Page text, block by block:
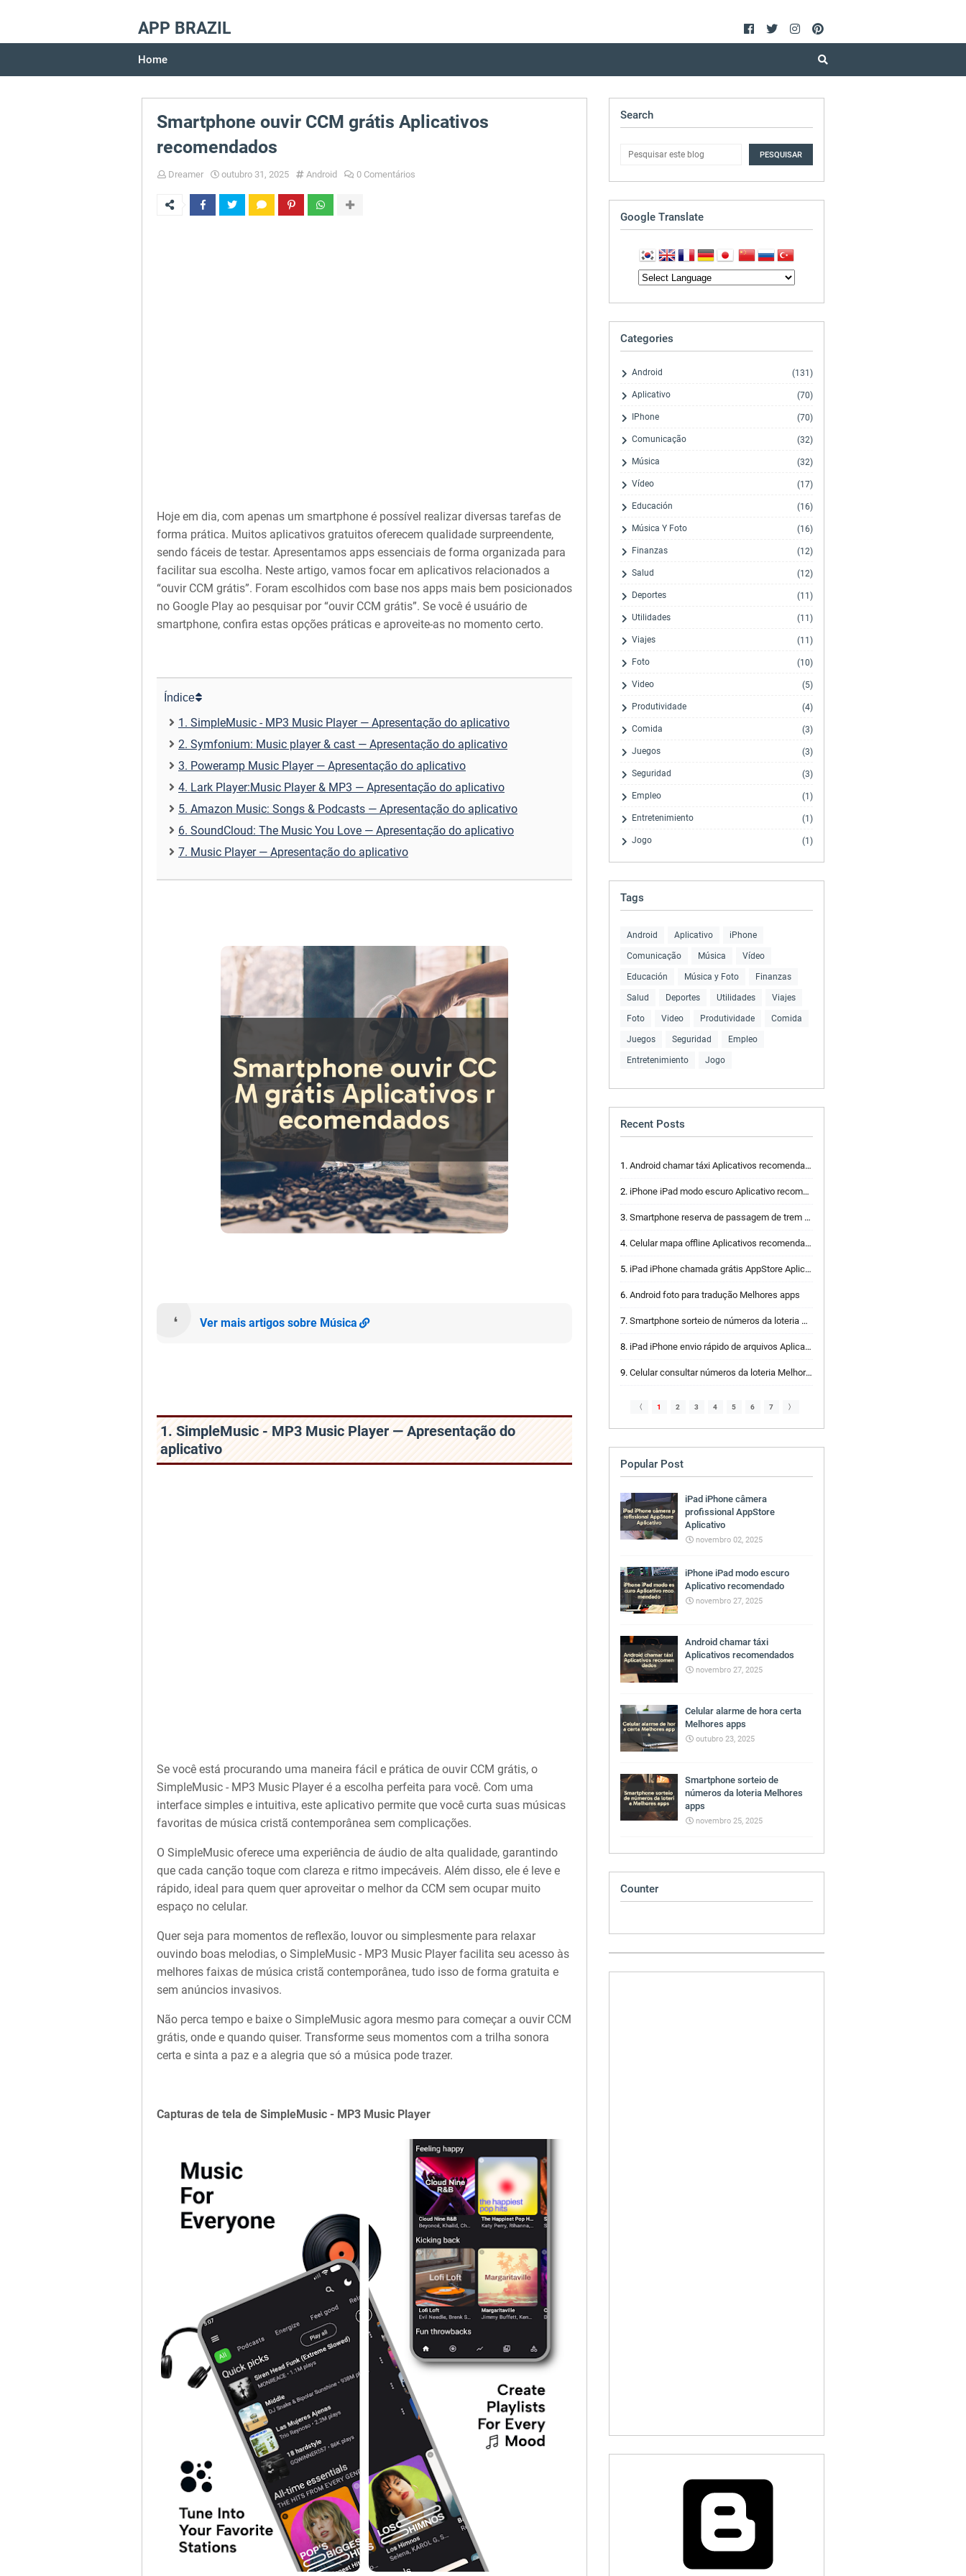
APP BRAZIL
Home
Smartphone ouvir CCM grátis Aplicativos
recomendados
Dreamer outubro 31, 2025 Android 0 Comentários
Hoje em dia, com apenas um smartphone é possível realizar diversas tarefas de
forma prática. Muitos aplicativos gratuitos oferecem qualidade surpreendente,
sendo fáceis de testar. Apresentamos apps essenciais de forma organizada para
facilitar sua escolha. Neste artigo, vamos focar em aplicativos relacionados a
“ouvir CCM grátis”. Foram escolhidos com base nos apps mais bem posicionados
no Google Play ao pesquisar por “ouvir CCM grátis”. Se você é usuário de
smartphone, confira estas opções práticas e aproveite-as no momento certo.
Índice
1. SimpleMusic - MP3 Music Player — Apresentação do aplicativo
2. Symfonium: Music player & cast — Apresentação do aplicativo
3. Poweramp Music Player — Apresentação do aplicativo
4. Lark Player:Music Player & MP3 — Apresentação do aplicativo
5. Amazon Music: Songs & Podcasts — Apresentação do aplicativo
6. SoundCloud: The Music You Love — Apresentação do aplicativo
7. Music Player — Apresentação do aplicativo
Ver mais artigos sobre Música
1. SimpleMusic - MP3 Music Player — Apresentação do
aplicativo
Se você está procurando uma maneira fácil e prática de ouvir CCM grátis, o
SimpleMusic - MP3 Music Player é a escolha perfeita para você. Com uma
interface simples e intuitiva, este aplicativo permite que você curta suas músicas
favoritas de música cristã contemporânea sem complicações.
O SimpleMusic oferece uma experiência de áudio de alta qualidade, garantindo
que cada canção toque com clareza e ritmo impecáveis. Além disso, ele é leve e
rápido, ideal para quem quer aproveitar o melhor da CCM sem ocupar muito
espaço no celular.
Quer seja para momentos de reflexão, louvor ou simplesmente para relaxar
ouvindo boas melodias, o SimpleMusic - MP3 Music Player facilita seu acesso às
melhores faixas de música cristã contemporânea, tudo isso de forma gratuita e
sem anúncios invasivos.
Não perca tempo e baixe o SimpleMusic agora mesmo para começar a ouvir CCM
grátis, onde e quando quiser. Transforme seus momentos com a trilha sonora
certa e sinta a paz e a alegria que só a música pode trazer.
Capturas de tela de SimpleMusic - MP3 Music Player
Search
Google Translate
Categories
Android (131)
Aplicativo (70)
IPhone (70)
Comunicação (32)
Música (32)
Vídeo (17)
Educación (16)
Música Y Foto (16)
Finanzas (12)
Salud (12)
Deportes (11)
Utilidades (11)
Viajes (11)
Foto (10)
Video (5)
Produtividade (4)
Comida (3)
Juegos (3)
Seguridad (3)
Empleo (1)
Entretenimiento (1)
Jogo (1)
Tags
Android Aplicativo iPhone
Comunicação Música Vídeo
Educación Música y Foto Finanzas
Salud Deportes Utilidades Viajes
Foto Video Produtividade Comida
Juegos Seguridad Empleo
Entretenimiento Jogo
Recent Posts
Android chamar táxi Aplicativos recomendados
iPhone iPad modo escuro Aplicativo recomendado
Smartphone reserva de passagem de trem Aplicativos recomendados
Celular mapa offline Aplicativos recomendados
iPad iPhone chamada grátis AppStore Aplicativo
Android foto para tradução Melhores apps
Smartphone sorteio de números da loteria Melhores apps
iPad iPhone envio rápido de arquivos Aplicativos AppStore
Celular consultar números da loteria Melhores apps
〈 1 2 3 4 5 6 7 〉
Popular Post
iPad iPhone câmera
profissional AppStore
Aplicativo
novembro 02, 2025
iPhone iPad modo escuro
Aplicativo recomendado
novembro 27, 2025
Android chamar táxi
Aplicativos recomendados
novembro 27, 2025
Celular alarme de hora certa
Melhores apps
outubro 23, 2025
Smartphone sorteio de
números da loteria Melhores
apps
novembro 25, 2025
Counter